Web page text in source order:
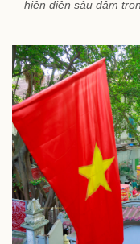
hiện diện sâu đậm